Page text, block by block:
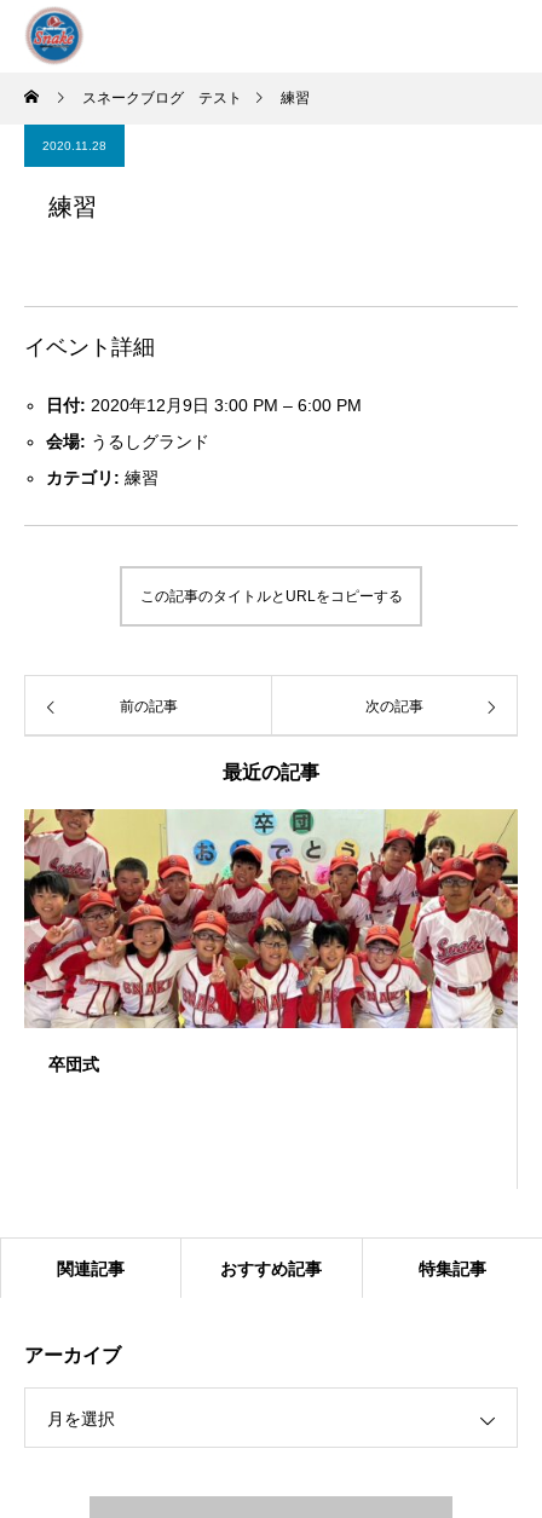
スネークブログ テスト 練習
2020.11.28
練習
イベント詳細
日付: 2020年12月9日 3:00 PM –6:00 PM
会場: うるしグランド
カテゴリ: 練習
この記事のタイトルとURLをコピーする
前の記事 次の記事
最近の記事
卒団式
2024.1.27 ベアーズ合同練習
関連記事 おすすめ記事 特集記事
アーカイブ
月を選択